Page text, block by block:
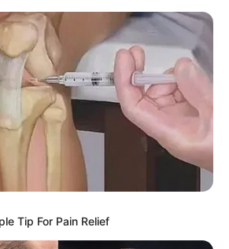
CƏMİYYƏT
nikahda saxlanıla bilərmi?
Tip For Pain Relief